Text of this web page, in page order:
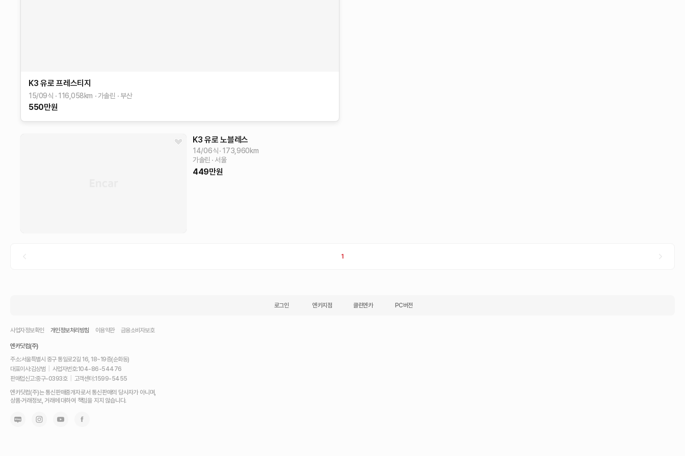
K3 유로 프레스티지
15/09식 116,058km 가솔린 부산
550만원
K3 유로 노블레스
14/06식 173,960km
가솔린
서울
449만원
1
로그인 엔카지점 클린엔카 PC버전
사업자정보확인 개인정보처리방침 이용약관 금융소비자보호
엔카닷컴(주)
주소:서울특별시 중구 통일로2길 16, 18~19층(순화동)
대표이사:김상범 사업자번호:104-86-54476
판매업신고:중구-0393호 고객센터:1599-5455
차
를
고
엔카닷컴(주)는 통신판매중개자로서 통신판매의 당사자가 아니며,
상품·거래정보, 거래에 대하여 책임을 지지 않습니다.